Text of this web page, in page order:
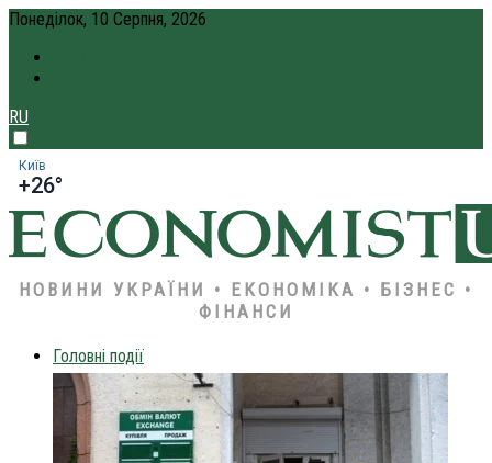
Понеділок, 10 Серпня, 2026
RU
Київ
+26°
НОВИНИ УКРАЇНИ • ЕКОНОМІКА • БІЗНЕС •
ФІНАНСИ
Головні події